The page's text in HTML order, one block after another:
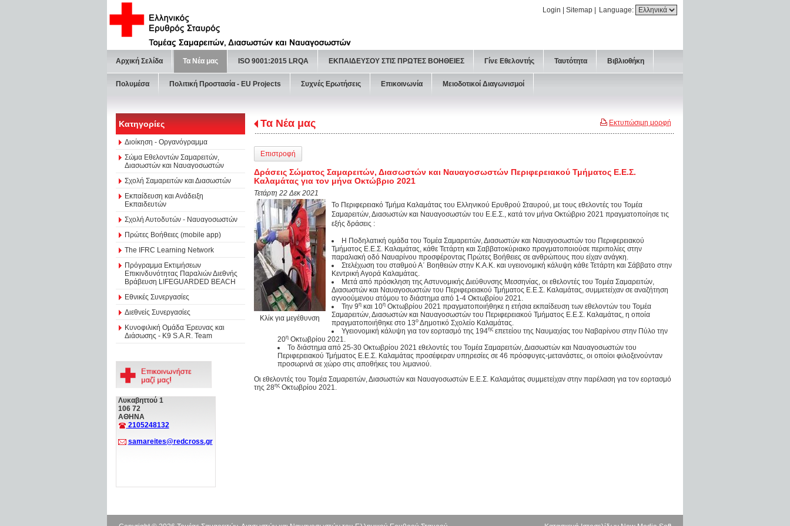
Language:
Login Sitemap
Αρχική Σελίδα Τα Νέα μας ISO 9001:2015 LRQA ΕΚΠΑΙΔΕΥΣΟΥ ΣΤΙΣ ΠΡΩΤΕΣ ΒΟΗΘΕΙΕΣ Γίνε Εθελοντής Ταυτότητα Βιβλιοθήκη
Πολυμέσα Πολιτική Προστασία - ΕU Projects Συχνές Ερωτήσεις Επικοινωνία Μειοδοτικοί Διαγωνισμοί
Κατηγορίες
Διοίκηση - Οργανόγραμμα
Σώμα Εθελοντών Σαμαρειτών,
Διασωστών και Ναυαγοσωστών
Σχολή Σαμαρειτών και Διασωστών
Εκπαίδευση και Ανάδειξη
Εκπαιδευτών
Σχολή Αυτοδυτών - Ναυαγοσωστών
Πρώτες Βοήθειες (mobile app)
The IFRC Learning Network
Πρόγραμμα Εκτιμήσεων
Επικινδυνότητας Παραλιών Διεθνής
Βράβευση LIFEGUARDED BEACH
Εθνικές Συνεργασίες
Διεθνείς Συνεργασίες
Κυνοφιλική Ομάδα Έρευνας και
Διάσωσης - Κ9 S.A.R. Team
Λυκαβηττού 1
106 72
ΑΘΗΝΑ
2105248132
samareites@redcross.gr
Εκτυπώσιμη μορφή
Τα Νέα μας
Επιστροφή
Δράσεις Σώματος Σαμαρειτών, Διασωστών και Ναυαγοσωστών Περιφερειακού Τμήματος Ε.Ε.Σ.
Καλαμάτας για τον μήνα Οκτώβριο 2021
Τετάρτη 22 Δεκ 2021
Κλίκ για μεγέθυνση
Το Περιφερειακό Τμήμα Καλαμάτας του Ελληνικού Ερυθρού Σταυρού, με τους εθελοντές του Τομέα
Σαμαρειτών, Διασωστών και Ναυαγοσωστών του Ε.Ε.Σ., κατά τον μήνα Οκτώβριο 2021 πραγματοποίησε τις
εξής δράσεις :
Η Ποδηλατική ομάδα του Τομέα Σαμαρειτών, Διασωστών και Ναυαγοσωστών του Περιφερειακού
Τμήματος Ε.Ε.Σ. Καλαμάτας, κάθε Τετάρτη και Σαββατοκύριακο πραγματοποιούσε περιπολίες στην
παραλιακή οδό Ναυαρίνου προσφέροντας Πρώτες Βοήθειες σε ανθρώπους που είχαν ανάγκη.
Στελέχωση του σταθμού Α΄ Βοηθειών στην Κ.Α.Κ. και υγειονομική κάλυψη κάθε Τετάρτη και Σάββατο στην
Κεντρική Αγορά Καλαμάτας.
Μετά από πρόσκληση της Αστυνομικής Διεύθυνσης Μεσσηνίας, οι εθελοντές του Τομέα Σαμαρειτών,
Διασωστών και Ναυαγοσωστών του Περιφερειακού Τμήματος Ε.Ε.Σ. Καλαμάτας, συμμετείχαν σε αναζήτηση
αγνοούμενου ατόμου το διάστημα από 1-4 Οκτωβρίου 2021.
Την 9η και 10η Οκτωβρίου 2021 πραγματοποιήθηκε η ετήσια εκπαίδευση των εθελοντών του Τομέα
Σαμαρειτών, Διασωστών και Ναυαγοσωστών του Περιφερειακού Τμήματος Ε.Ε.Σ. Καλαμάτας, η οποία
πραγματοποιήθηκε στο 13ο Δημοτικό Σχολείο Καλαμάτας.
Υγειονομική κάλυψη για τον εορτασμό της 194ης επετείου της Ναυμαχίας του Ναβαρίνου στην Πύλο την
20η Οκτωβρίου 2021.
Το διάστημα από 25-30 Οκτωβρίου 2021 εθελοντές του Τομέα Σαμαρειτών, Διασωστών και Ναυαγοσωστών του
Περιφερειακού Τμήματος Ε.Ε.Σ. Καλαμάτας προσέφεραν υπηρεσίες σε 46 πρόσφυγες-μετανάστες, οι οποίοι φιλοξενούνταν
προσωρινά σε χώρο στις αποθήκες του λιμανιού.
Οι εθελοντές του Τομέα Σαμαρειτών, Διασωστών και Ναυαγοσωστών Ε.Ε.Σ. Καλαμάτας συμμετείχαν στην παρέλαση για τον εορτασμό
της 28ης Οκτωβρίου 2021.